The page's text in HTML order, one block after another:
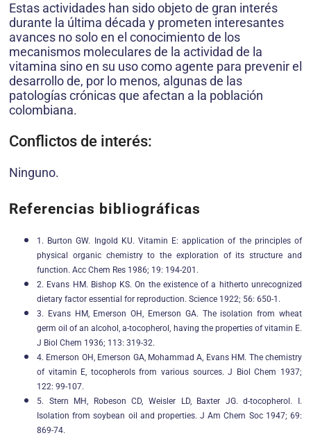
Estas actividades han sido objeto de gran interés
durante la última década y prometen interesantes
avances no solo en el conocimiento de los
mecanismos moleculares de la actividad de la
vitamina sino en su uso como agente para prevenir el
desarrollo de, por lo menos, algunas de las
patologías crónicas que afectan a la población
colombiana.
Conflictos de interés:
Ninguno.
Referencias bibliográficas
1. Burton GW. Ingold KU. Vitamin E: application of the principles of
physical organic chemistry to the exploration of its structure and
function. Acc Chem Res 1986; 19: 194-201.
2. Evans HM. Bishop KS. On the existence of a hitherto unrecognized
dietary factor essential for reproduction. Science 1922; 56: 650-1.
3. Evans HM, Emerson OH, Emerson GA. The isolation from wheat
germ oil of an alcohol, a-tocopherol, having the properties of vitamin E.
J Biol Chem 1936; 113: 319-32.
4. Emerson OH, Emerson GA, Mohammad A, Evans HM. The chemistry
of vitamin E, tocopherols from various sources. J Biol Chem 1937;
122: 99-107.
5. Stern MH, Robeson CD, Weisler LD, Baxter JG. d-tocopherol. I.
Isolation from soybean oil and properties. J Am Chem Soc 1947; 69:
869-74.